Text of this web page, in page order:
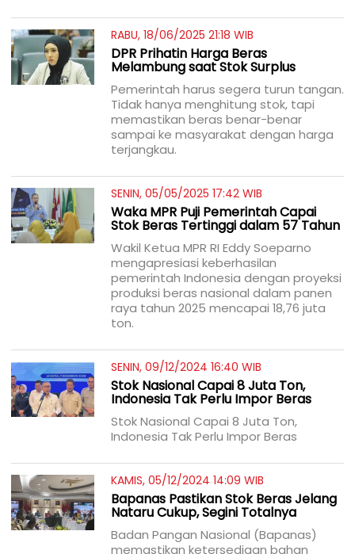
RABU, 18/06/2025 21:18 WIB
DPR Prihatin Harga Beras
Melambung saat Stok Surplus
Pemerintah harus segera turun tangan.
Tidak hanya menghitung stok, tapi
memastikan beras benar-benar
sampai ke masyarakat dengan harga
terjangkau.
SENIN, 05/05/2025 17:42 WIB
Waka MPR Puji Pemerintah Capai
Stok Beras Tertinggi dalam 57 Tahun
Wakil Ketua MPR RI Eddy Soeparno
mengapresiasi keberhasilan
pemerintah Indonesia dengan proyeksi
produksi beras nasional dalam panen
raya tahun 2025 mencapai 18,76 juta
ton.
SENIN, 09/12/2024 16:40 WIB
Stok Nasional Capai 8 Juta Ton,
Indonesia Tak Perlu Impor Beras
Stok Nasional Capai 8 Juta Ton,
Indonesia Tak Perlu Impor Beras
KAMIS, 05/12/2024 14:09 WIB
Bapanas Pastikan Stok Beras Jelang
Nataru Cukup, Segini Totalnya
Badan Pangan Nasional (Bapanas)
memastikan ketersediaan bahan